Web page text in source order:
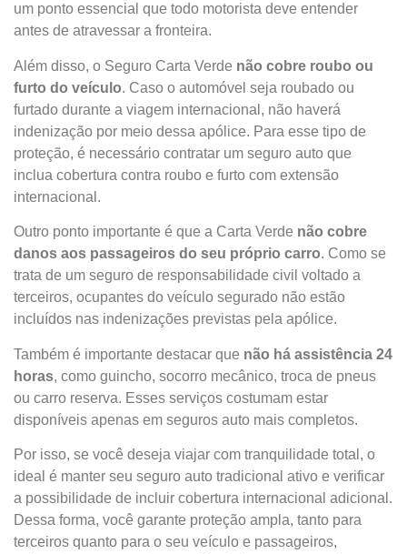
um ponto essencial que todo motorista deve entender
antes de atravessar a fronteira.
Além disso, o Seguro Carta Verde não cobre roubo ou
furto do veículo. Caso o automóvel seja roubado ou
furtado durante a viagem internacional, não haverá
indenização por meio dessa apólice. Para esse tipo de
proteção, é necessário contratar um seguro auto que
inclua cobertura contra roubo e furto com extensão
internacional.
Outro ponto importante é que a Carta Verde não cobre
danos aos passageiros do seu próprio carro. Como se
trata de um seguro de responsabilidade civil voltado a
terceiros, ocupantes do veículo segurado não estão
incluídos nas indenizações previstas pela apólice.
Também é importante destacar que não há assistência 24
horas, como guincho, socorro mecânico, troca de pneus
ou carro reserva. Esses serviços costumam estar
disponíveis apenas em seguros auto mais completos.
Por isso, se você deseja viajar com tranquilidade total, o
ideal é manter seu seguro auto tradicional ativo e verificar
a possibilidade de incluir cobertura internacional adicional.
Dessa forma, você garante proteção ampla, tanto para
terceiros quanto para o seu veículo e passageiros,